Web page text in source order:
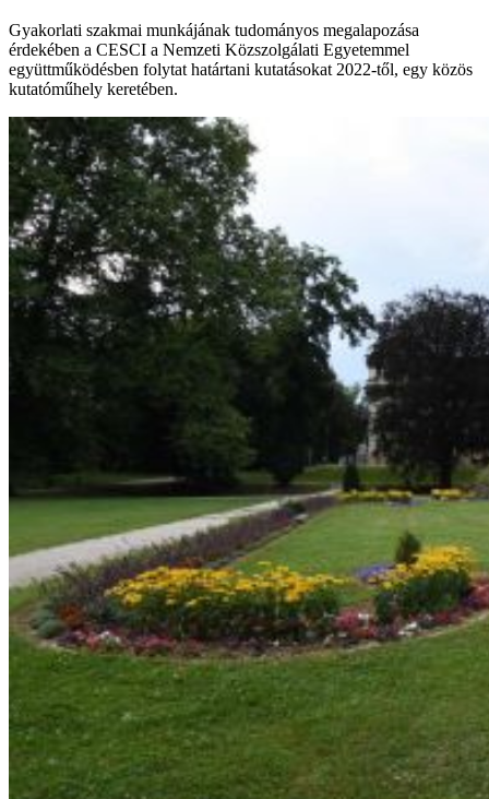
Gyakorlati szakmai munkájának tudományos megalapozása
érdekében a CESCI a Nemzeti Közszolgálati Egyetemmel
együttműködésben folytat határtani kutatásokat 2022-től, egy közös
kutatóműhely keretében.